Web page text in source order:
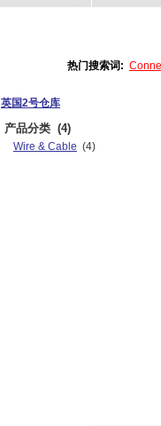
热门搜索词:
英国2号仓库
产品分类 (4)
Wire & Cable (4)